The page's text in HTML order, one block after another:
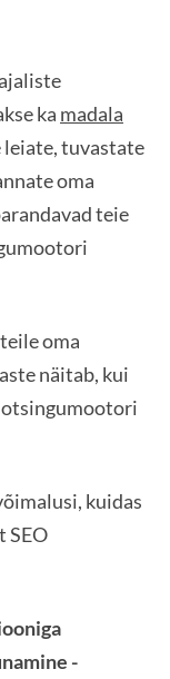
ka madala
leiate, tuvastate
oma
teie
oma
näitab, kui
otsingumootori
kuidas
SEO
-